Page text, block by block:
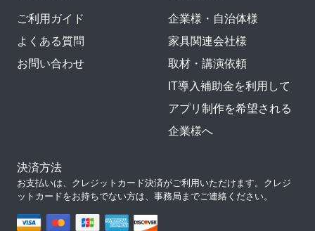
ご利用ガイド
よくある質問
お問い合わせ
企業様・自治体様
家具関連会社様
取材・講演依頼
IT導入補助金を利用して
アプリ制作を希望される
企業様へ
決済方法
お支払いは、クレジットカード決済がご利用いただけます。クレジ
ットカードをお持ちでない方は、事務局までご連絡ください。